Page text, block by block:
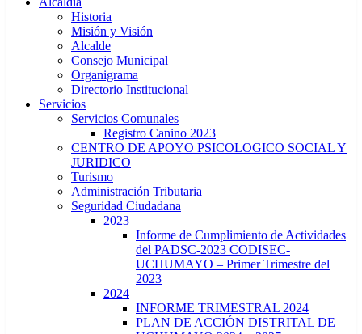
Historia
Misión y Visión
Alcalde
Consejo Municipal
Organigrama
Directorio Institucional
Servicios
Servicios Comunales
Registro Canino 2023
CENTRO DE APOYO PSICOLOGICO SOCIAL Y
JURIDICO
Turismo
Administración Tributaria
Seguridad Ciudadana
2023
Informe de Cumplimiento de Actividades
del PADSC-2023 CODISEC-
UCHUMAYO – Primer Trimestre del
2023
2024
INFORME TRIMESTRAL 2024
PLAN DE ACCIÓN DISTRITAL DE